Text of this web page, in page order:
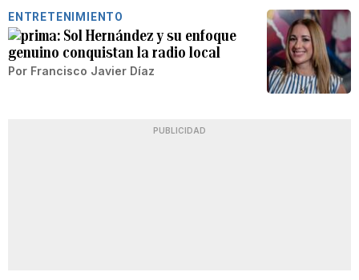
ENTRETENIMIENTO
Sol Hernández y su enfoque
genuino conquistan la radio local
Por Francisco Javier Díaz
PUBLICIDAD